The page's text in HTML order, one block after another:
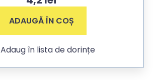
ADAUGĂ ÎN COȘ
Adaug în lista de dorințe